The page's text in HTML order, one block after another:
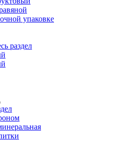
упаковке
раздел